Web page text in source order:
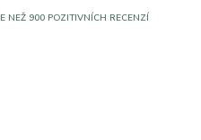
PRODUKTY OD VYNIKAJÍCÍCH VÝROBCŮ